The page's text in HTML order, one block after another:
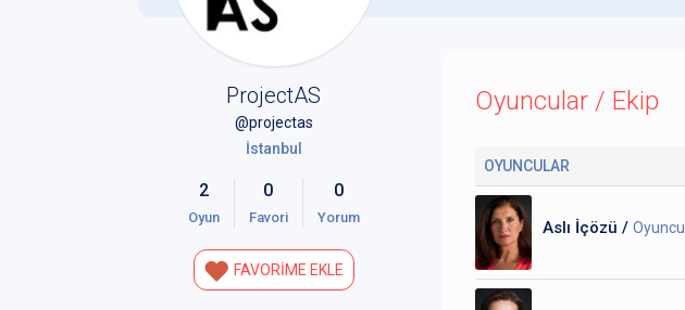
ProjectAS
@projectas
İstanbul
2
Oyun
0
Favori
0
Yorum
FAVORİME EKLE
Oyuncular / Ekip
OYUNCULAR
Aslı İçözü / Oyuncu